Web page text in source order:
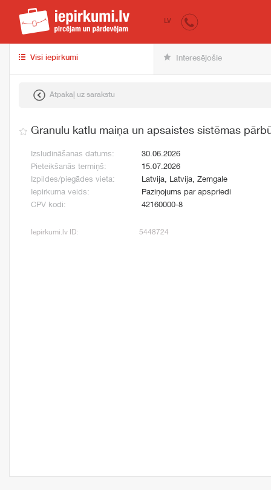
iepirkumi.lv
LV
Visi iepirkumi Interesējošie
Atpakaļ uz sarakstu
Granulu katlu maiņa un apsaistes sistēmas
Izsludināšanas datums:
30.06.2026
Pieteikšanās termiņš:
15.07.2026
Izpildes/piegādes vieta:
Latvija, Latvija, Zemgale
Iepirkuma veids:
Paziņojums par apspriedi
CPV kodi:
42160000-8
Iepirkumi.lv ID: 5448724